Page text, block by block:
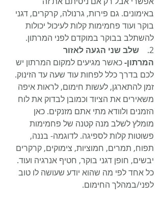
באימונים. גם פירות, גרנולה, קרקרים, דגני
בוקר ועוד פחמימות קלות לעיכול יכולות
להשתלב בבוקר במוקדם לפני המרתון.
2.
שלב שני הגעה לאזור
המרתון- כאשר מגיעים למקום המרתון יש
לכם בדרך כלל לפחות עוד שעה עד הזינוק.
זמן להתארגן, לעשות חימום, לראות איפה
משאירים את הציוד וכמובן לבדוק את לוח
הזמנים ולוודא מתי אתם מזנקים. כאן
מומלץ לשלב מנה קטנה של פחמימות
פשוטות קלות לספיגה. לדוגמה- בננה,
תפוח, תמרים, חמוציות, צימוקים, קרקרים
יבשים, חופן דגני בוקר, חטיף אנרגיה ועוד.
כל אחד לפי מה שהוא יודע שעושה לו טוב
לפני/במהלך החימום.